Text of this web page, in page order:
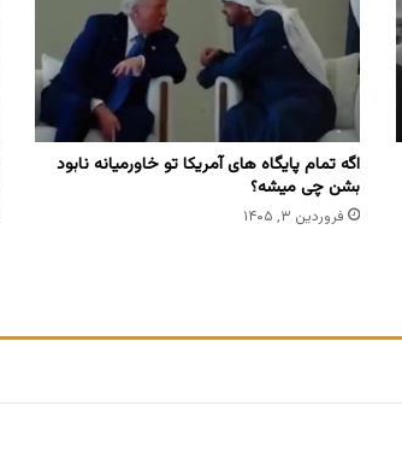
اگه تمام پایگاه های آمریکا تو خاورمیانه نابود
بشن چی میشه؟
فروردین ۳, ۱۴۰۵